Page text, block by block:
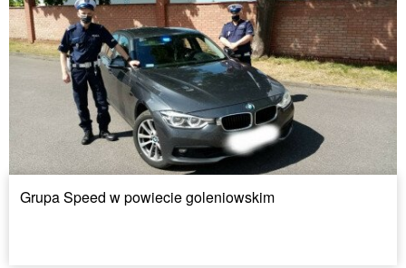
Grupa Speed w powiecie goleniowskim